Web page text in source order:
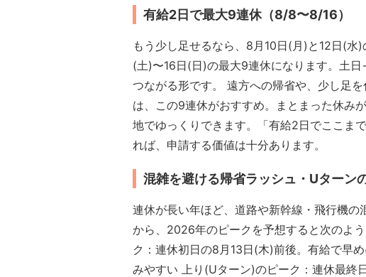
有給2日で最大9連休（8/8〜8/16）
もう少し足せるなら、8月10日(月)と12日(水
(土)〜16日(日)の最大9連休になります。土
つながる形です。 遠方への帰省や、少し足
は、この9連休がおすすめ。まとまった休み
地でゆっくりできます。「有給2日でここま
れば、申請する価値は十分あります。
混雑を避ける帰省ラッシュ・Uターン
連休が長い年ほど、道路や新幹線・飛行機の
から、2026年のピークを予想すると次のよ
ク：連休初日の8月13日(木)前後。有給で早
みやすい 上り(Uターン)のピーク：連休最終